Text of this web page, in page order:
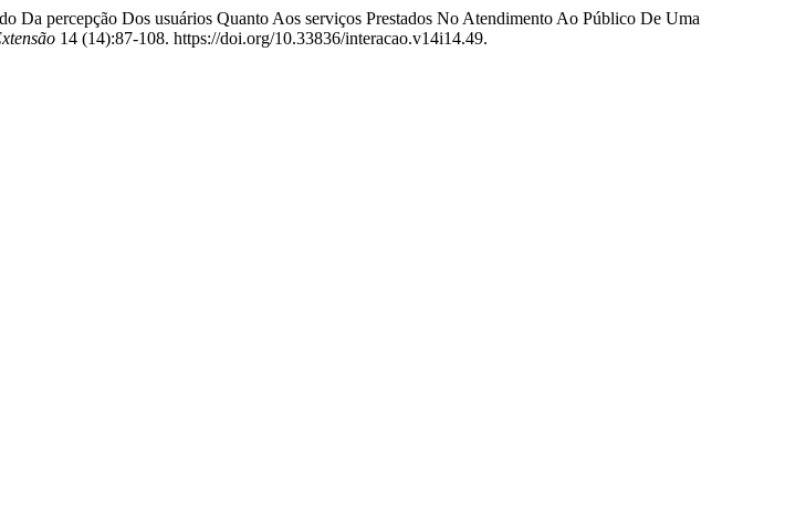
Da percepção Dos usuários Quanto Aos serviços Prestados No Atendimento Ao Público De Uma
14 (14):87-108. https://doi.org/10.33836/interacao.v14i14.49.